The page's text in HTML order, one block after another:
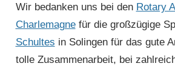
Wir bedanken uns bei den Rotary
Charlemagnefür die großzügige
Schultes in Solingen für das gute
tolle Zusammenarbeit, bei